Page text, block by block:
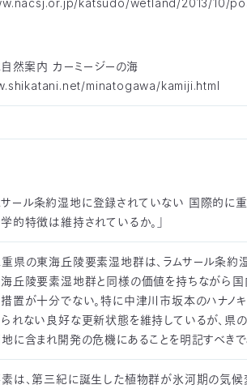
katsudo/wetland/2013/10/
然案内 カーミージーの海
minatogawa/kamiji.html
サール条約湿地に登録されていない 国際的に
的特徴は維持されているか。」
県の東海丘陵要素湿地群は、ラムサール条約
丘陵要素湿地群と同様の価値を持ちながら
置が十分でない。特に中津川市坂本のハナノ
れない良好な更新状態を維持しているが、県
に含まれ開発の危機にあることを明記すべきで
は、第三紀に誕生した植物群が氷河期の気候